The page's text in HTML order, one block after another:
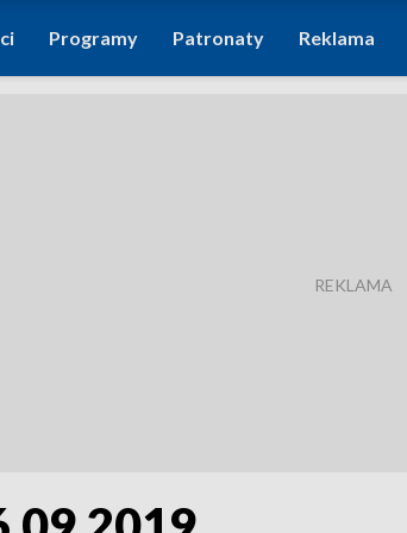
Programy Patronaty Reklama